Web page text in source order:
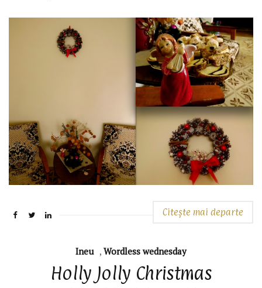
Citește mai departe
Ineu , Wordless wednesday
Holly Jolly Christmas